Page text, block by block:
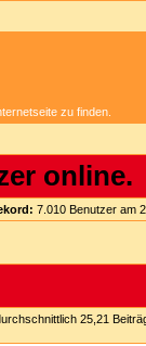
zu finden.
online.
7.010 Benutzer am
25,21